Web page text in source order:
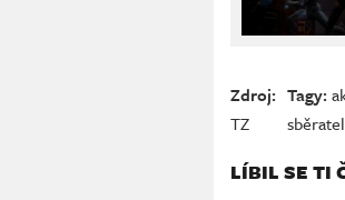
Zdroj:
TZ
Tagy:
LÍBIL SE TI